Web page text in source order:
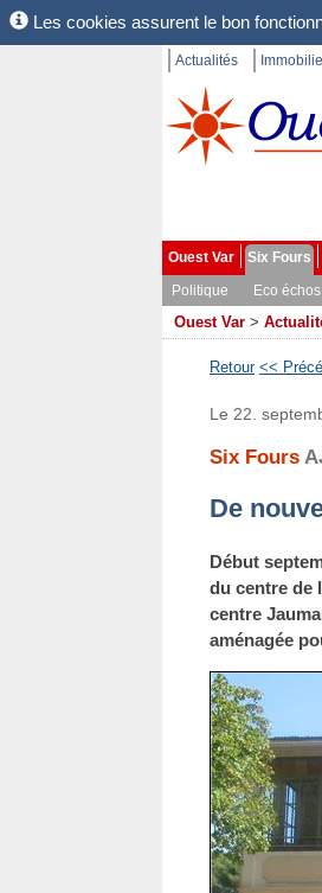
Les cookies assurent le bon
Actualités
Ouest Var Six Fours
Politique
Eco échos
Ouest Var >
Retour <<
Le 22.
Six Fours
De
Début
du centre de
centre
aménagée